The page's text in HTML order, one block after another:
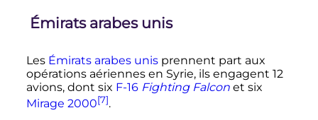
Émirats arabes unis
Les Émirats arabes unisprennent part aux
opérations aériennes en Syrie, ils engagent 12
avions, dont six F-16 Fighting Falconet six
Mirage 2000[7].